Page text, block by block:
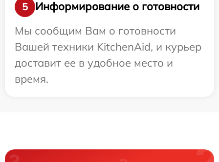
5
Информирование о готовности
Мы сообщим Вам о готовности
Вашей техники KitchenAid, и курьер
доставит ее в удобное место и
время.